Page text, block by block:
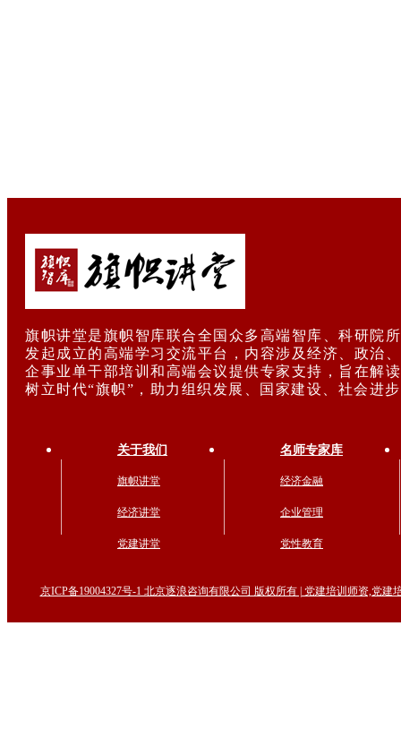
旗帜讲堂是旗帜智库联合全国众多高端智库、科研院
发起成立的高端学习交流平台，内容涉及经济、政治
企事业单干部培训和高端会议提供专家支持，旨在解
树立时代“旗帜”，助力组织发展、国家建设、社会进
关于我们
旗帜讲堂
经济讲堂
党建讲堂
名师专家库
经济金融
企业管理
党性教育
京ICP备19004327号-1 北京逐浪咨询有限公司 版权所有 | 党建培训师资,党